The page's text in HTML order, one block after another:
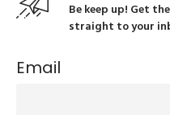
Be keep up! Get
straight to your
Email